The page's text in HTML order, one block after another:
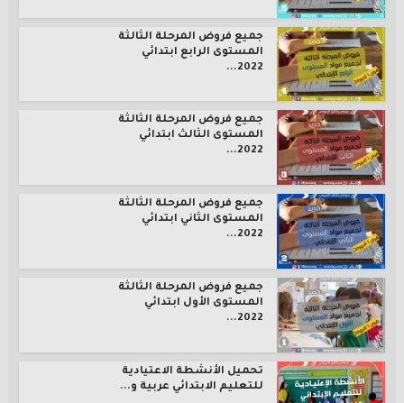
جميع فروض المرحلة الثالثة
المستوى الرابع ابتدائي
2022...
جميع فروض المرحلة الثالثة
المستوى الثالث ابتدائي
2022...
جميع فروض المرحلة الثالثة
المستوى الثاني ابتدائي
2022...
جميع فروض المرحلة الثالثة
المستوى الأول ابتدائي
2022...
تحميل الأنشطة الاعتيادية
للتعليم الابتدائي عربية و...